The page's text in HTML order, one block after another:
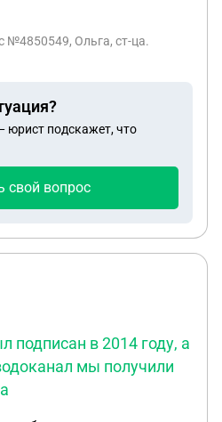
была коммерция а на
сделать ? Я так
пошаговую
№4850549, Ольга, ст-ца.
юрист подскажет, что
свой вопрос
подписан в 2014 году, а
мы получили